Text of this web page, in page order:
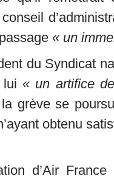
« un
du Syndicat
lui « un artifice
grève se
obtenu
d’Air